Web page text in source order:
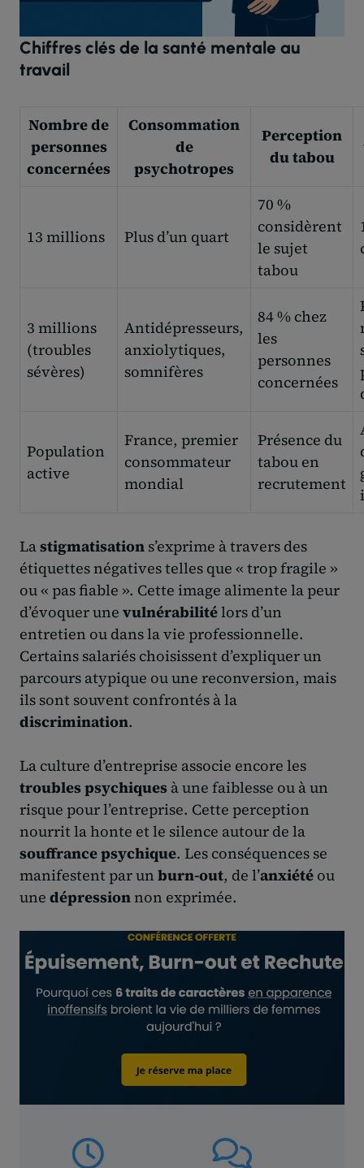
Chiffres clés de la santé mentale au
travail
Nombre de
personnes
concernées
Consommation
de
psychotropes
Perception
du tabou
13 millions Plus d’un quart
70 %
considèrent
le sujet
tabou
3 millions
(troubles
sévères)
Antidépresseurs,
anxiolytiques,
somnifères
84 % chez
les
personnes
concernées
Population
active
France, premier
consommateur
mondial
Présence du
tabou en
recrutement
Lastigmatisation s’exprime à travers des
étiquettes négatives telles que « trop fragile »
ou « pas fiable ». Cette image alimente la peur
d’évoquer une vulnérabilitélors d’un
entretien ou dans la vie professionnelle.
Certains salariés choisissent d’expliquer un
parcours atypique ou une reconversion, mais
ils sont souvent confrontés à la
discrimination.
La culture d’entreprise associe encore les
troubles psychiques à une faiblesse ou à un
risque pour l’entreprise. Cette perception
nourrit la honte et le silence autour de la
souffrance psychique. Les conséquences se
manifestent par un burn-out, de l’anxiété ou
une dépressionnon exprimée.